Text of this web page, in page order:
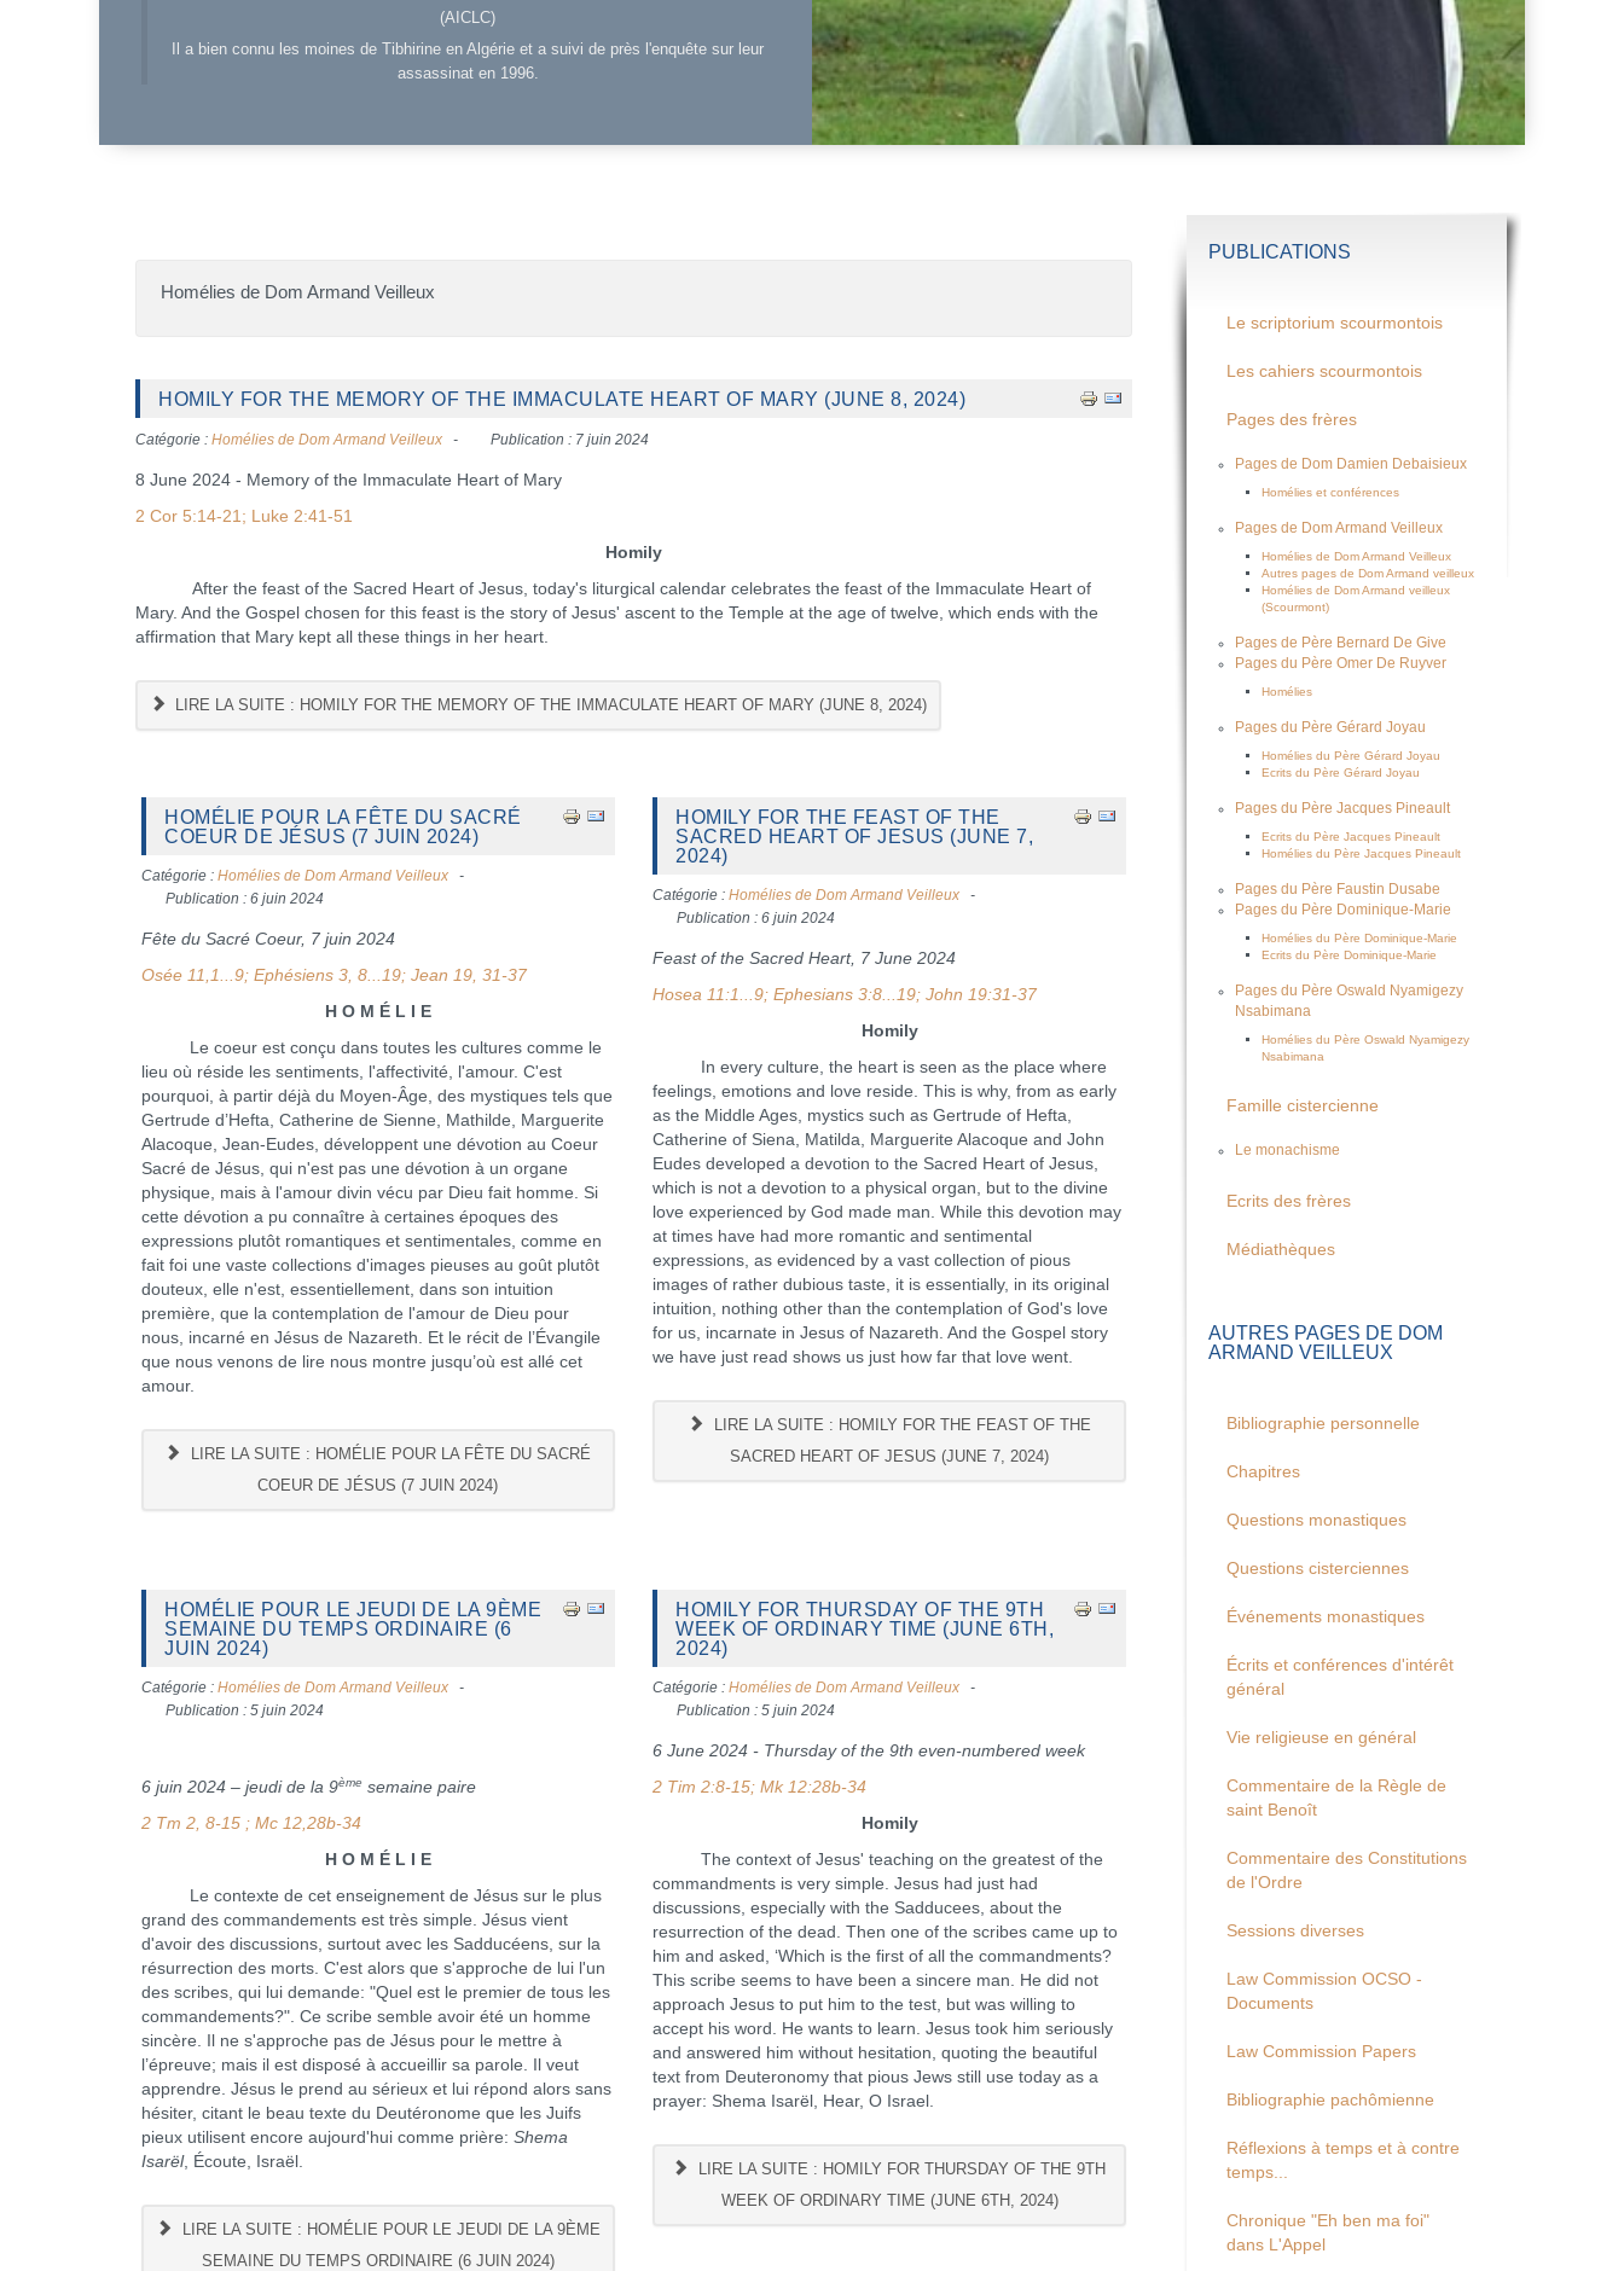
(AICLC)
Il a bien connu les moines de Tibhirine en Algérie et a suivi de près l'enquête sur leur
assassinat en 1996.
Homélies de Dom Armand Veilleux
HOMILY FOR THE MEMORY OF THE IMMACULATE HEART OF MARY (JUNE 8, 2024)
Catégorie : Homélies de Dom Armand Veilleux Publication : 7 juin 2024
8 June 2024 - Memory of the Immaculate Heart of Mary
2 Cor 5:14-21; Luke 2:41-51
Homily
After the feast of the Sacred Heart of Jesus, today's liturgical calendar celebrates the feast of the Immaculate Heart of
Mary. And the Gospel chosen for this feast is the story of Jesus' ascent to the Temple at the age of twelve, which ends with the
affirmation that Mary kept all these things in her heart.
LIRE LA SUITE : HOMILY FOR THE MEMORY OF THE IMMACULATE HEART OF MARY (JUNE 8, 2024)
HOMÉLIE POUR LA FÊTE DU SACRÉ
COEUR DE JÉSUS (7 JUIN 2024)
Catégorie : Homélies de Dom Armand Veilleux
Publication : 6 juin 2024
Fête du Sacré Coeur, 7 juin 2024
Osée 11,1...9; Ephésiens 3, 8...19; Jean 19, 31-37
H O M É L I E
Le coeur est conçu dans toutes les cultures comme le
lieu où réside les sentiments, l'affectivité, l'amour. C'est
pourquoi, à partir déjà du Moyen-Âge, des mystiques tels que
Gertrude d’Hefta, Catherine de Sienne, Mathilde, Marguerite
Alacoque, Jean-Eudes, développent une dévotion au Coeur
Sacré de Jésus, qui n'est pas une dévotion à un organe
physique, mais à l'amour divin vécu par Dieu fait homme. Si
cette dévotion a pu connaître à certaines époques des
expressions plutôt romantiques et sentimentales, comme en
fait foi une vaste collections d'images pieuses au goût plutôt
douteux, elle n'est, essentiellement, dans son intuition
première, que la contemplation de l'amour de Dieu pour
nous, incarné en Jésus de Nazareth. Et le récit de l’Évangile
que nous venons de lire nous montre jusqu’où est allé cet
amour.
LIRE LA SUITE : HOMÉLIE POUR LA FÊTE DU SACRÉ
COEUR DE JÉSUS (7 JUIN 2024)
HOMILY FOR THE FEAST OF THE
SACRED HEART OF JESUS (JUNE 7,
2024)
Catégorie :Homélies de Dom Armand Veilleux
Publication : 6 juin 2024
Feast of the Sacred Heart, 7 June 2024
Hosea 11:1...9; Ephesians 3:8...19; John 19:31-37
Homily
In every culture, the heart is seen as the place where
feelings, emotions and love reside. This is why, from as early
as the Middle Ages, mystics such as Gertrude of Hefta,
Catherine of Siena, Matilda, Marguerite Alacoque and John
Eudes developed a devotion to the Sacred Heart of Jesus,
which is not a devotion to a physical organ, but to the divine
love experienced by God made man. While this devotion may
at times have had more romantic and sentimental
expressions, as evidenced by a vast collection of pious
images of rather dubious taste, it is essentially, in its original
intuition, nothing other than the contemplation of God's love
for us, incarnate in Jesus of Nazareth. And the Gospel story
we have just read shows us just how far that love went.
LIRE LA SUITE : HOMILY FOR THE FEAST OF THE
SACRED HEART OF JESUS (JUNE 7, 2024)
HOMÉLIE POUR LE JEUDI DE LA 9ÈME
SEMAINE DU TEMPS ORDINAIRE (6
JUIN 2024)
Catégorie : Homélies de Dom Armand Veilleux
Publication : 5 juin 2024
6 juin 2024 – jeudi de la 9ème semaine paire
2 Tm 2, 8-15 ; Mc 12,28b-34
H O M É L I E
Le contexte de cet enseignement de Jésus sur le plus
grand des commandements est très simple. Jésus vient
d'avoir des discussions, surtout avec les Sadducéens, sur la
résurrection des morts. C'est alors que s'approche de lui l'un
des scribes, qui lui demande: "Quel est le premier de tous les
commandements?". Ce scribe semble avoir été un homme
sincère. Il ne s'approche pas de Jésus pour le mettre à
l’épreuve; mais il est disposé à accueillir sa parole. Il veut
apprendre. Jésus le prend au sérieux et lui répond alors sans
hésiter, citant le beau texte du Deutéronome que les Juifs
pieux utilisent encore aujourd'hui comme prière: Shema
Isarël, Écoute, Israël.
LIRE LA SUITE : HOMÉLIE POUR LE JEUDI DE LA 9ÈME
SEMAINE DU TEMPS ORDINAIRE (6 JUIN 2024)
HOMILY FOR THURSDAY OF THE 9TH
WEEK OF ORDINARY TIME (JUNE 6TH,
2024)
Catégorie :Homélies de Dom Armand Veilleux
Publication : 5 juin 2024
6 June 2024 - Thursday of the 9th even-numbered week
2 Tim 2:8-15; Mk 12:28b-34
Homily
The context of Jesus' teaching on the greatest of the
commandments is very simple. Jesus had just had
discussions, especially with the Sadducees, about the
resurrection of the dead. Then one of the scribes came up to
him and asked, ‘Which is the first of all the commandments?
This scribe seems to have been a sincere man. He did not
approach Jesus to put him to the test, but was willing to
accept his word. He wants to learn. Jesus took him seriously
and answered him without hesitation, quoting the beautiful
text from Deuteronomy that pious Jews still use today as a
prayer: Shema Isarël, Hear, O Israel.
LIRE LA SUITE : HOMILY FOR THURSDAY OF THE 9TH
WEEK OF ORDINARY TIME (JUNE 6TH, 2024)
PUBLICATIONS
Le scriptorium scourmontois
Les cahiers scourmontois
Pages des frères
Pages de Dom Damien Debaisieux
Homélies et conférences
Pages de Dom Armand Veilleux
Homélies de Dom Armand Veilleux
Autres pages de Dom Armand veilleux
Homélies de Dom Armand veilleux
(Scourmont)
Pages de Père Bernard De Give
Pages du Père Omer De Ruyver
Homélies
Pages du Père Gérard Joyau
Homélies du Père Gérard Joyau
Ecrits du Père Gérard Joyau
Pages du Père Jacques Pineault
Ecrits du Père Jacques Pineault
Homélies du Père Jacques Pineault
Pages du Père Faustin Dusabe
Pages du Père Dominique-Marie
Homélies du Père Dominique-Marie
Ecrits du Père Dominique-Marie
Pages du Père Oswald Nyamigezy
Nsabimana
Homélies du Père Oswald Nyamigezy
Nsabimana
Famille cistercienne
Le monachisme
Ecrits des frères
Médiathèques
AUTRES PAGES DE DOM
ARMAND VEILLEUX
Bibliographie personnelle
Chapitres
Questions monastiques
Questions cisterciennes
Événements monastiques
Écrits et conférences d'intérêt
général
Vie religieuse en général
Commentaire de la Règle de
saint Benoît
Commentaire des Constitutions
de l'Ordre
Sessions diverses
Law Commission OCSO -
Documents
Law Commission Papers
Bibliographie pachômienne
Réflexions à temps et à contre
temps...
Chronique "Eh ben ma foi"
dans L'Appel